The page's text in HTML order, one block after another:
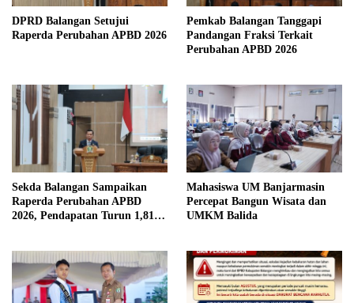
DPRD Balangan Setujui
Raperda Perubahan APBD 2026
Pemkab Balangan Tanggapi
Pandangan Fraksi Terkait
Perubahan APBD 2026
Sekda Balangan Sampaikan
Raperda Perubahan APBD
2026, Pendapatan Turun 1,81
Mahasiswa UM Banjarmasin
Percepat Bangun Wisata dan
UMKM Balida